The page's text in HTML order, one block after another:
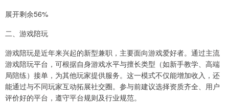
展开剩余56%
二、游戏陪玩
游戏陪玩是近年来兴起的新型兼职，主要面向游戏爱好者。通过主流
游戏陪玩平台，可根据自身游戏水平与擅长类型（如新手教学、高端
局陪练）接单，为其他玩家提供服务。这一模式不仅能增加收入，还
能通过与不同玩家互动拓展社交圈。参与前建议选择资质齐全、用户
评价好的平台，遵守平台规则及行业规范。